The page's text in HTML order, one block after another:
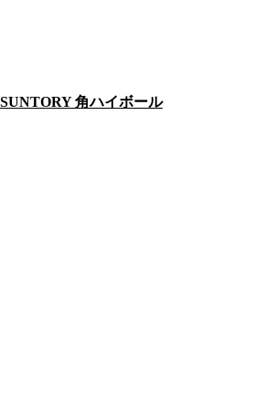
SUNTORY 角ハイボール